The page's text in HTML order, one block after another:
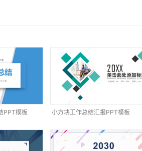
PPT模板 小方块工作总结汇报PPT模板